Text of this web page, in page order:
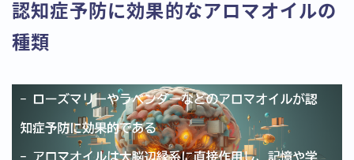
認知症予防に効果的なアロマオイルの
種類